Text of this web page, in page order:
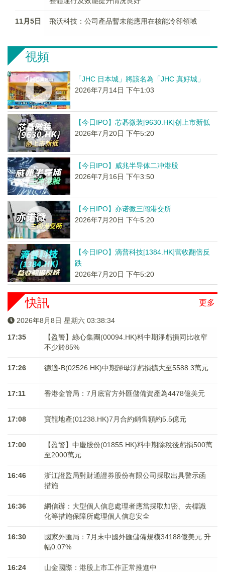
11月5日 飛沃科技：公司產品暫未能應用在核能冷卻領域
視頻
「JHC 日本城」將該名為「JHC 真好城」
2026年7月14日 下午1:03
【今日IPO】芯碁微装[9630.HK]创上市新低
2026年7月20日 下午5:20
【今日IPO】威兆半导体二冲港股
2026年7月16日 下午3:50
【今日IPO】亦诺微三闯港交所
2026年7月20日 下午5:20
【今日IPO】滴普科技[1384.HK]营收翻倍反
跌
2026年7月20日 下午5:20
更多
快訊
2026年8月8日 星期六 03:38:34
17:35
【盈警】綠心集團(00094.HK)料中期淨虧損同比收窄
不少於85%
17:26 德適-B(02526.HK)中期歸母淨虧損擴大至5588.3萬元
17:11 香港金管局：7月底官方外匯儲備資產為4478億美元
17:08 寶龍地產(01238.HK)7月合約銷售額約5.5億元
17:00
【盈警】中慶股份(01855.HK)料中期除稅後虧損500萬
至2000萬元
16:46
浙江證監局對財通證券股份有限公司採取出具警示函
措施
16:36
網信辦：大型個人信息處理者應當採取加密、去標識
化等措施保障所處理個人信息安全
16:30
國家外匯局：7月末中國外匯儲備規模34188億美元 升
幅0.07%
16:24 山金國際：港股上市工作正常推進中